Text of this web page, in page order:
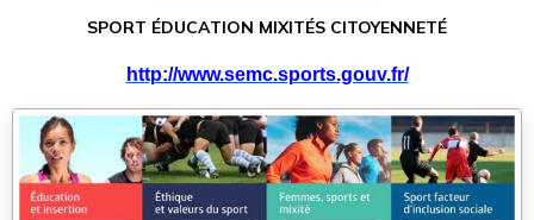
SPORT ÉDUCATION MIXITÉS CITOYENNETÉ
http://www.semc.sports.gouv.fr/